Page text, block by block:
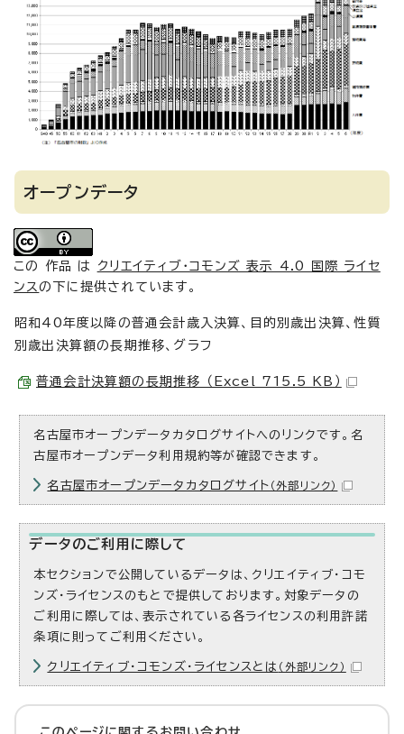
オープンデータ
この 作品 は クリエイティブ・コモンズ 表示 4.0 国際 ライセ
ンスの下に提供されています。
昭和40年度以降の普通会計歳入決算、目的別歳出決算、性質
別歳出決算額の長期推移、グラフ
普通会計決算額の長期推移 （Excel 715.5 KB）
名古屋市オープンデータカタログサイトへのリンクです。名
古屋市オープンデータ利用規約等が確認できます。
名古屋市オープンデータカタログサイト （外部リンク）
データのご利用に際して
本セクションで公開しているデータは、クリエイティブ・コモ
ンズ・ライセンスのもとで提供しております。対象データの
ご利用に際しては、表示されている各ライセンスの利用許諾
条項に則ってご利用ください。
クリエイティブ・コモンズ・ライセンスとは （外部リンク）